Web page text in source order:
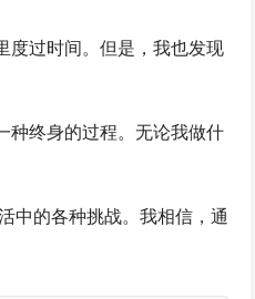
度过时间。但是，我也发现
种终身的过程。无论我做什
中的各种挑战。我相信，通